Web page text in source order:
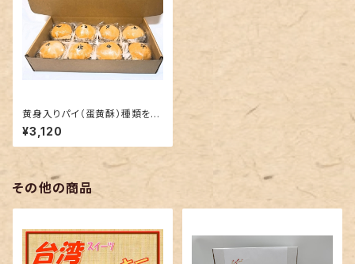
黄身入りパイ（蛋黄酥）種類を問
わず２箱以上はCONTACTして
からのご購入です
¥3,120
その他の商品